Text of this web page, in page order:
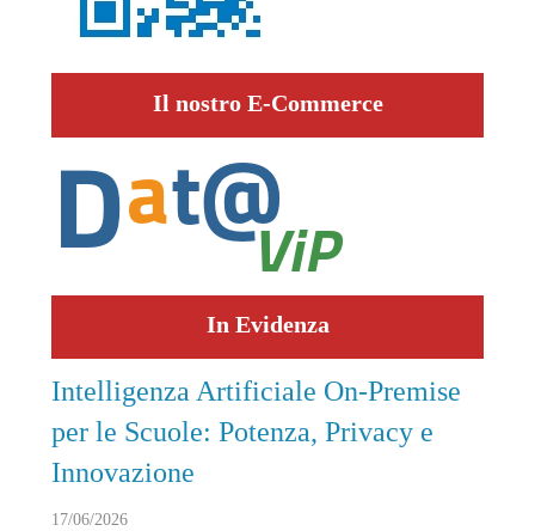
Il nostro E-Commerce
In Evidenza
Intelligenza Artificiale On-Premise
per le Scuole: Potenza, Privacy e
Innovazione
17/06/2026